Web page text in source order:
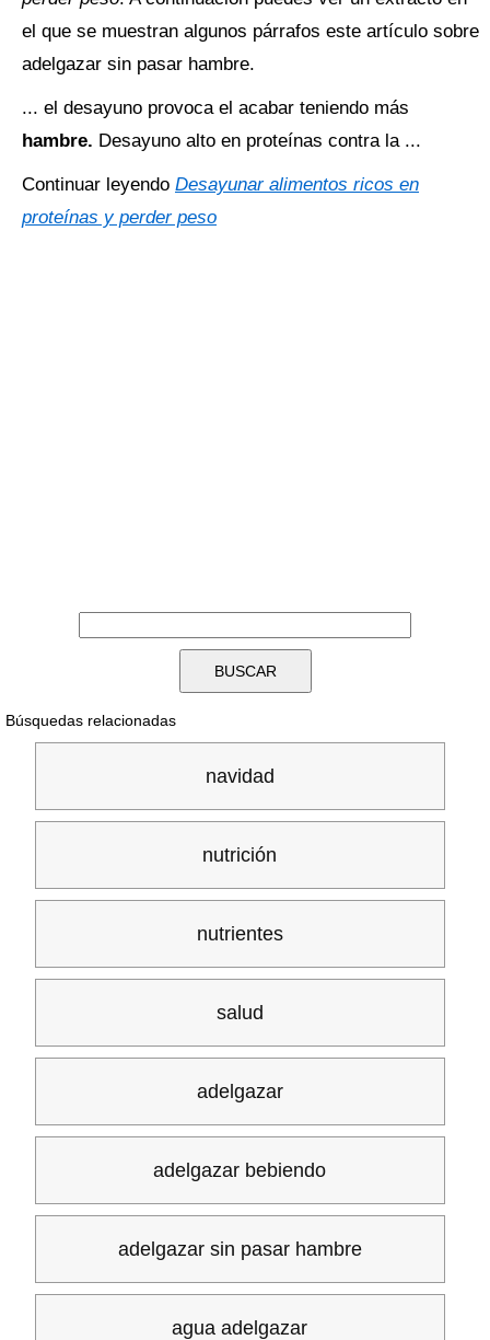
el que se muestran algunos párrafos este artículo sobre
adelgazar sin pasar hambre.
... el desayuno provoca el acabar teniendo más
hambre. Desayuno alto en proteínas contra la ...
Continuar leyendo Desayunar alimentos ricos en
proteínas y perder peso
Búsquedas relacionadas
navidad
nutrición
nutrientes
salud
adelgazar
adelgazar bebiendo
adelgazar sin pasar hambre
agua adelgazar